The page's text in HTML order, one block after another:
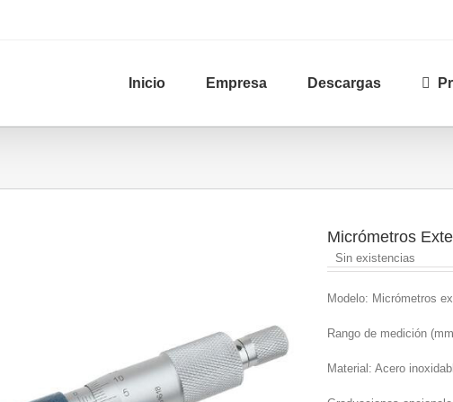
Inicio Empresa Descargas
Micrómetros
Sin existencias
Modelo: Micrómetros
Rango de medición
Material: Acero